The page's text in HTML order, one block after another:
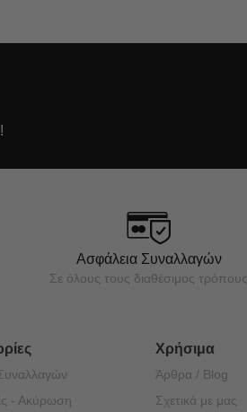
Ασφάλεια Συναλλαγών
Σε όλους τους διαθέσιμος τρόπους
- Ακύρωση
Χρήσιμα
Άρθρα / Blog
Σχετικά με μας